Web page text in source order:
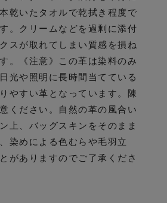
乾いたタオルで乾拭き程度で
。クリームなどを過剰に添付
スが取れてしまい質感を損ね
。《注意》この革は染料のみ
光や照明に長時間当てている
やすい革となっています。陳
ください。自然の革の風合い
上、バッグスキンをそのまま
染めによる色むらや毛羽立
がありますのでご了承くださ